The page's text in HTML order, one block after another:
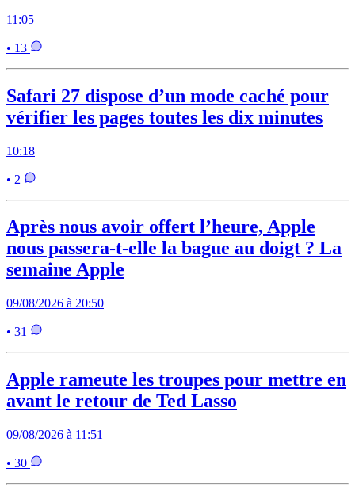
11:05
• 13
Safari 27 dispose d’un mode caché pour
vérifier les pages toutes les dix minutes
10:18
• 2
Après nous avoir offert l’heure, Apple
nous passera-t-elle la bague au doigt ? La
semaine Apple
09/08/2026 à 20:50
• 31
Apple rameute les troupes pour mettre en
avant le retour de Ted Lasso
09/08/2026 à 11:51
• 30